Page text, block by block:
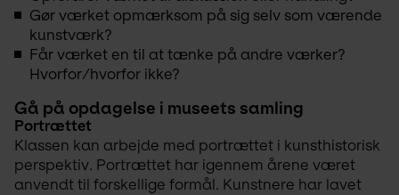
Gør værket opmærksom på sig selv som værende
kunstværk?
Får værket en til at tænke på andre værker?
Hvorfor/hvorfor ikke?
Gå på opdagelse i museets samling
Portrættet
Klassen kan arbejde med portrættet i kunsthistorisk
perspektiv. Portrættet har igennem årene været
anvendt til forskellige formål. Kunstnere har lavet